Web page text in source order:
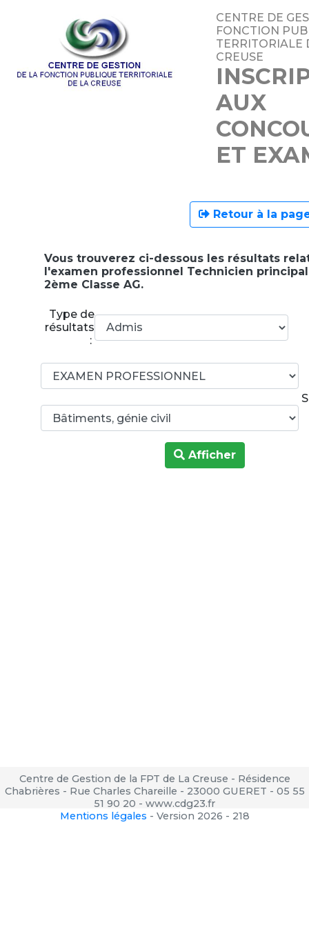
CENTRE DE
FONCTION
TERRITORIALE
CREUSE
AUX
ET
Retour à la
Vous trouverez ci-dessous les résultats
l'examen professionnel Technicien
2ème Classe AG.
Type de
résultats
:
Afficher
Centre de Gestion de la FPT de La Creuse - Résidence
Chabrières - Rue Charles Chareille - 23000 GUERET - 05 55
51 90 20 - www.cdg23.fr
Mentions légales - Version 2026 - 218